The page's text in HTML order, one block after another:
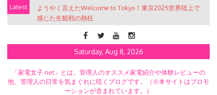
Skip
content
Latest
ようやく言えたWelcome to Tokyo！東京2025世界陸上で
感じた生観戦の熱狂
Saturday, Aug 8, 2026
「家電女子.net」とは、管理人のオススメ家電紹介や体験レビューの
他、管理人の日常を気まぐれに呟くブログです。（※本サイトはプロモ
ーションが含まれています。）